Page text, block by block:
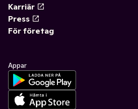
Karriär
Press
För företag
Appar